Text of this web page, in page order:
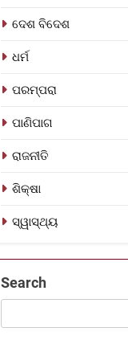
ଦେଶ ବିଦେଶ
ଧର୍ମ
ପରମ୍ପରା
ପାଣିପାଗ
ରାଜନୀତି
ଶିକ୍ଷା
ସ୍ୱାସ୍ଥ୍ୟ
Search